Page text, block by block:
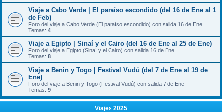
Viaje a Cabo Verde | El paraíso escondido (del 16 de Ene al 1
de Feb)
Foro del viaje a Cabo Verde (El paraíso escondido) con salida 16 de Ene
Temas: 4
Viaje a Egipto | Sinaí y el Cairo (del 16 de Ene al 25 de Ene)
Foro del viaje a Egipto (Sinaí y el Cairo) con salida 16 de Ene
Temas: 8
Viaje a Benin y Togo | Festival Vudú (del 7 de Ene al 19 de
Ene)
Foro del viaje a Benin y Togo (Festival Vudú) con salida 7 de Ene
Temas: 9
Viajes 2025